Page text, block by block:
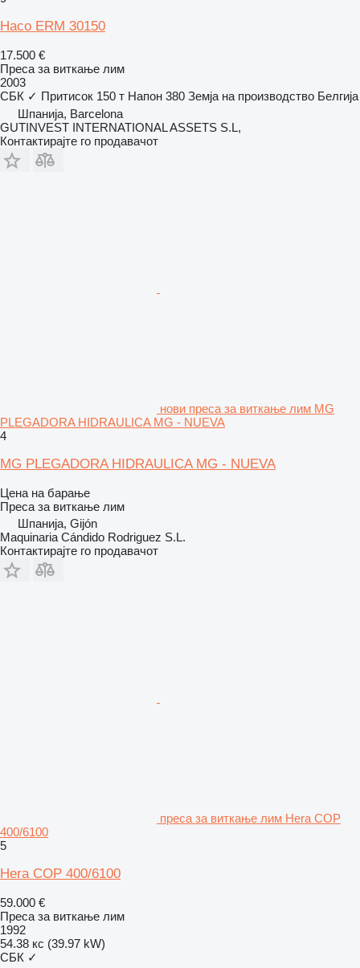
Haco ERM 30150
17.500 €
Преса за виткање лим
2003
СБК ✓ Притисок 150 т Напон 380 Земја на производство Белгија
Шпанија, Barcelona
GUTINVEST INTERNATIONAL ASSETS S.L,
Контактирајте го продавачот
нови преса за виткање лим MG
PLEGADORA HIDRAULICA MG - NUEVA
4
MG PLEGADORA HIDRAULICA MG - NUEVA
Цена на барање
Преса за виткање лим
Шпанија, Gijón
Maquinaria Cándido Rodriguez S.L.
Контактирајте го продавачот
преса за виткање лим Hera COP
400/6100
5
Hera COP 400/6100
59.000 €
Преса за виткање лим
1992
54.38 кс (39.97 kW)
СБК ✓